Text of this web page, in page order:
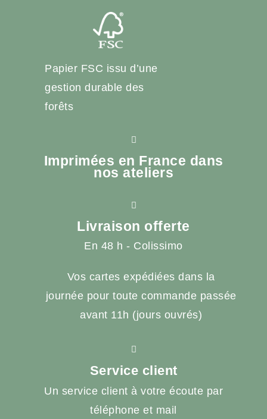
Papier FSC issu d’une
gestion durable des
forêts
Imprimées en France dans
nos ateliers
Livraison offerte
En 48 h - Colissimo
Vos cartes expédiées dans la
journée pour toute commande passée
avant 11h (jours ouvrés)
Service client
Un service client à votre écoute par
téléphone et mail